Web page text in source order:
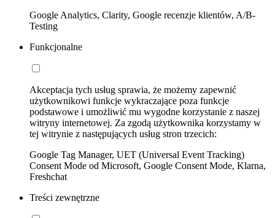
Google Analytics, Clarity, Google recenzje klientów, A/B-
Testing
Funkcjonalne
Akceptacja tych usług sprawia, że możemy zapewnić
użytkownikowi funkcje wykraczające poza funkcje
podstawowe i umożliwić mu wygodne korzystanie z naszej
witryny internetowej. Za zgodą użytkownika korzystamy w
tej witrynie z następujących usług stron trzecich:
Google Tag Manager, UET (Universal Event Tracking)
Consent Mode od Microsoft, Google Consent Mode, Klarna,
Freshchat
Treści zewnętrzne